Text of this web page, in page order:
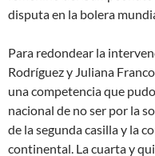
disputa en la bolera
Para redondear la
Rodríguez y Juliana
una competencia que
nacional de no ser por la
de la segunda casilla y la
continental. La cuarta y